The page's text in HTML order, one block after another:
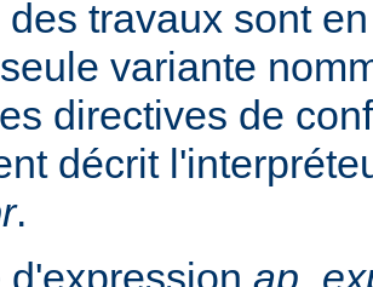
des travaux sont
variante
directives de
décrit
.
d'expression